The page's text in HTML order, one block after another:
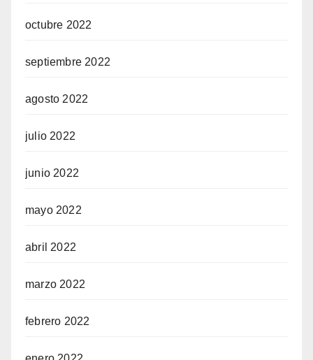
octubre 2022
septiembre 2022
agosto 2022
julio 2022
junio 2022
mayo 2022
abril 2022
marzo 2022
febrero 2022